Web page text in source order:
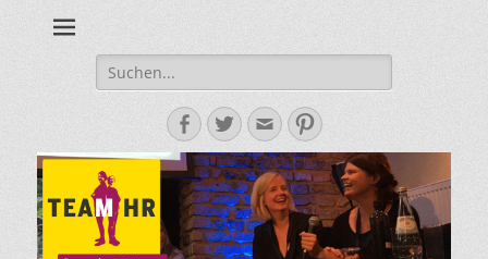
Blog
Suche
nach:
Facebook
Twitter
E-
Mail-
Adresse
Pinterest